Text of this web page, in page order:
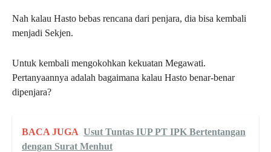
Nah kalau Hasto bebas rencana dari penjara, dia bisa kembali
menjadi Sekjen.
Untuk kembali mengokohkan kekuatan Megawati.
Pertanyaannya adalah bagaimana kalau Hasto benar-benar
dipenjara?
BACA JUGA Usut Tuntas IUP PT IPK Bertentangan
dengan Surat Menhut